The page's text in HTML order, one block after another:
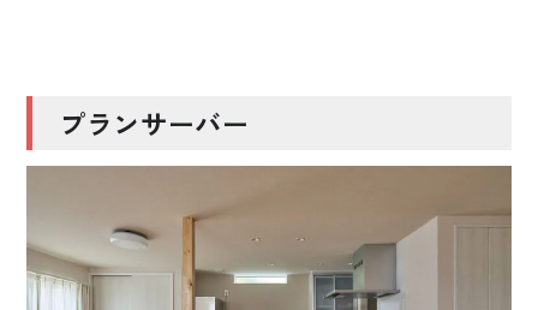
プランサーバー